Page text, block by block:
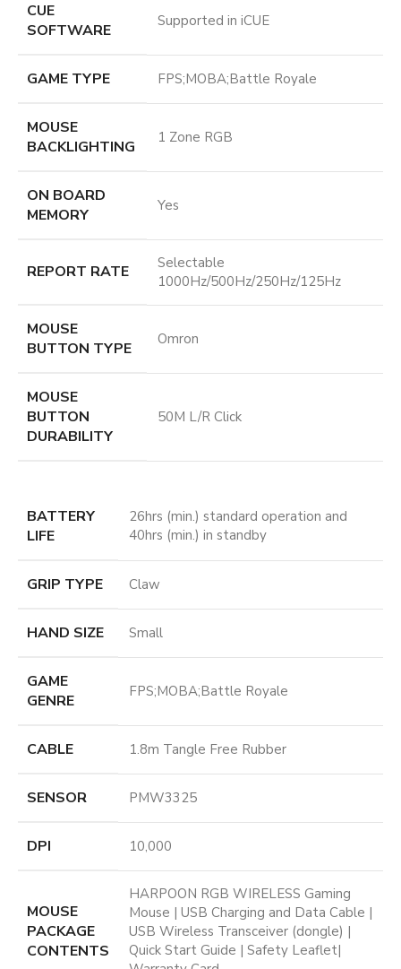
CUE
SOFTWARE
Supported in iCUE
GAME TYPE FPS;MOBA;Battle Royale
MOUSE
BACKLIGHTING
1 Zone RGB
ON BOARD
MEMORY
Yes
REPORT RATE
Selectable
1000Hz/500Hz/250Hz/125Hz
MOUSE
BUTTON TYPE
Omron
MOUSE
BUTTON
DURABILITY
50M L/R Click
BATTERY
LIFE
26hrs (min.) standard operation and
40hrs (min.) in standby
GRIP TYPE Claw
HAND SIZE Small
GAME
GENRE
FPS;MOBA;Battle Royale
CABLE 1.8m Tangle Free Rubber
SENSOR PMW3325
DPI 10,000
MOUSE
PACKAGE
CONTENTS
HARPOON RGB WIRELESS Gaming
Mouse | USB Charging and Data Cable |
USB Wireless Transceiver (dongle) |
Quick Start Guide | Safety Leaflet|